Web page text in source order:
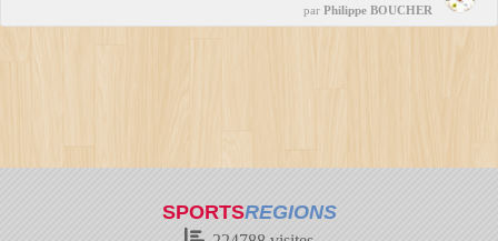
par Philippe BOUCHER
SPORTSREGIONS